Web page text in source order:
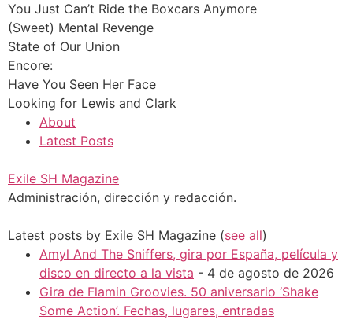
You Just Can’t Ride the Boxcars Anymore
(Sweet) Mental Revenge
State of Our Union
Encore:
Have You Seen Her Face
Looking for Lewis and Clark
About
Latest Posts
Exile SH Magazine
Administración, dirección y redacción.
Latest posts by Exile SH Magazine (see all)
Amyl And The Sniffers, gira por España, película y
disco en directo a la vista - 4 de agosto de 2026
Gira de Flamin Groovies. 50 aniversario ‘Shake
Some Action’. Fechas, lugares, entradas